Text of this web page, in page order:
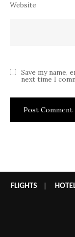
Website
Save my name,
next time I
FLIGHTS